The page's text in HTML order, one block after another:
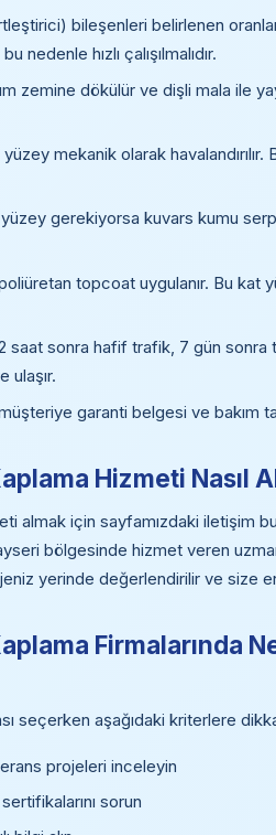
bileşenleri belirlenen
nedenle hızlı çalışılmalıdır.
zemine dökülür ve dişli mala ile
mekanik olarak
gerekiyorsa kuvars kumu
topcoat uygulanır. Bu kat
saat sonra hafif trafik, 7 gün sonra
ulaşır.
garanti belgesi ve bakım
Hizmeti Nasıl
almak için sayfamızdaki iletişim
bölgesinde hizmet veren
yerinde değerlendirilir ve size
Firmalarında
seçerken aşağıdaki kriterlere
projeleri inceleyin
sorun